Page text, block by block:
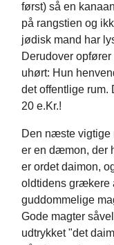
først) så en
på rangstien og
jødisk mand har
Derudover
uhørt: Hun
det offentlige rum.
20 e.Kr.!
Den næste vigtige
er en dæmon, der
er ordet daimon,
oldtidens grækere
guddommelige
Gode magter
udtrykket "det